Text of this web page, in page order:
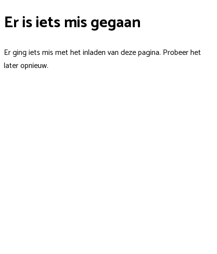
Er is iets mis gegaan
Er ging iets mis met het inladen van deze pagina. Probeer het
later opnieuw.